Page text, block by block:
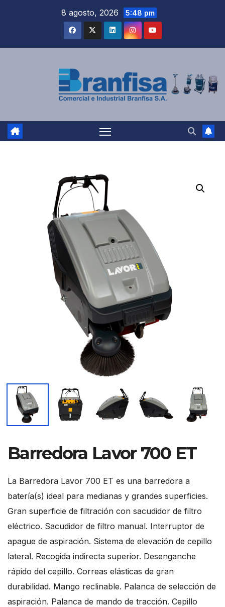
8 agosto, 2026 5:48 pm
Barredora Lavor 700 ET
La Barredora Lavor 700 ET es una barredora a
batería(s) ideal para medianas y grandes superficies.
Gran superficie de filtración con sacudidor de filtro
eléctrico. Sacudidor de filtro manual. Interruptor de
apague de aspiración. Sistema de elevación de cepillo
lateral. Recogida indirecta superior. Desenganche
rápido del cepillo. Correas elásticas de gran
durabilidad. Mango reclinable. Palanca de selección de
aspiración. Palanca de mando de tracción. Cepillo